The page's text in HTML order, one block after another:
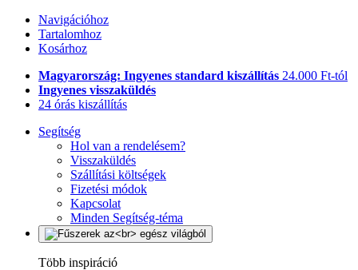
Navigációhoz
Tartalomhoz
Kosárhoz
Magyarország: Ingyenes standard kiszállítás 24.000 Ft-tól
Ingyenes visszaküldés
24 órás kiszállítás
Segítség
Hol van a rendelésem?
Visszaküldés
Szállítási költségek
Fizetési módok
Kapcsolat
Minden Segítség-téma
Több inspiráció